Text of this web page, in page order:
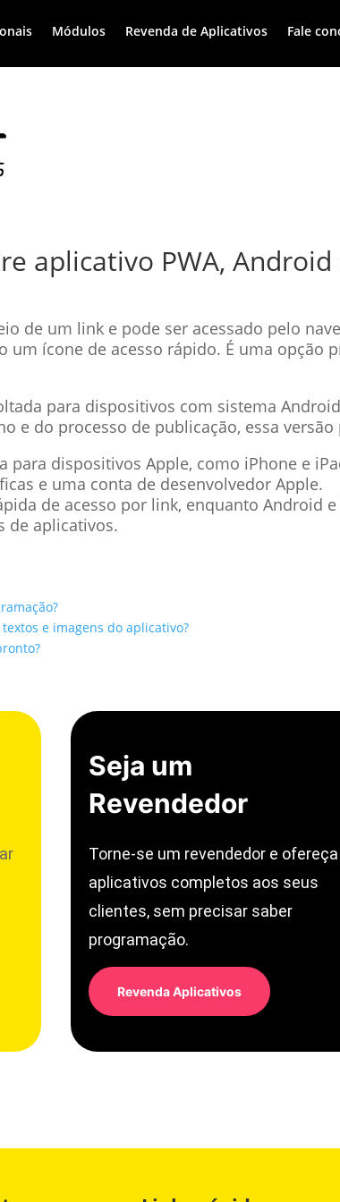
Módulos Revenda de Aplicativos Fale
aplicativo PWA, Android
de um link e pode ser acessado pelo
um ícone de acesso rápido. É uma opção
para dispositivos com sistema
e do processo de publicação, essa
para dispositivos Apple, como iPhone e
e uma conta de desenvolvedor Apple.
de acesso por link, enquanto Android
de aplicativos.
e imagens do aplicativo?
Seja um
Revendedor
Torne-se um revendedor e ofereça
aplicativos completos aos seus
clientes, sem precisar saber
programação.
Revenda Aplicativos